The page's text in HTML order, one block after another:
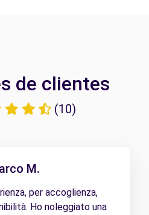
de clientes
(10)
M.
per accoglienza,
Ho noleggiato una